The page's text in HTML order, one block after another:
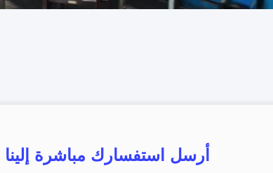
أرسل استفسارك مباشرة إلينا